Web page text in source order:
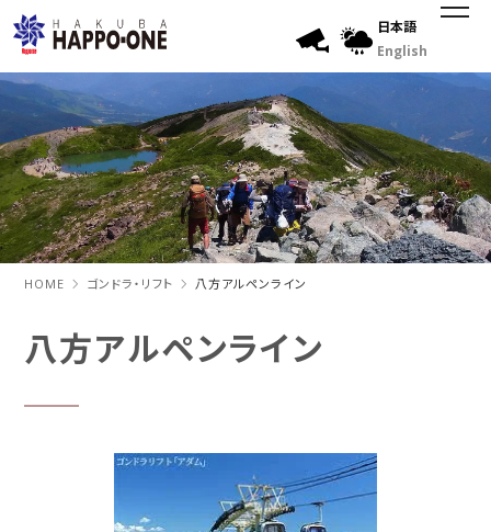
日本語
English
HOME ゴンドラ・リフト 八方アルペンライン
八方アルペンライン